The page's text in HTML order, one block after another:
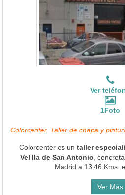
Ver
1Foto
Colorcenter, Taller de chapa y
Colorcenter es un taller
Velilla de San Antonio ,
Madrid a 13.46 Kms.
Ver Más